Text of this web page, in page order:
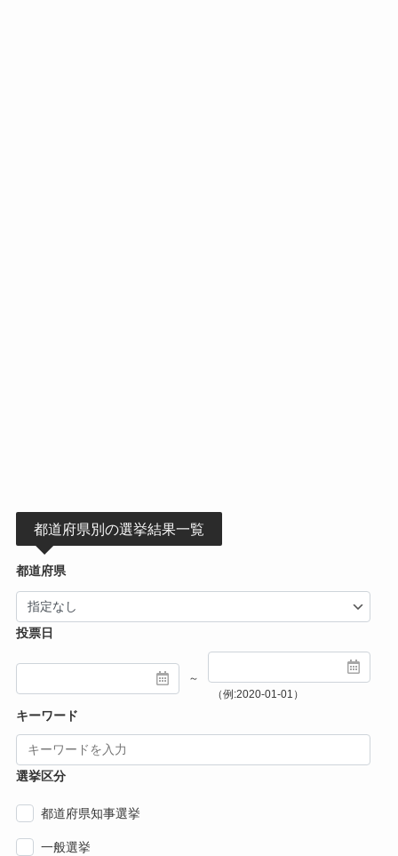
都道府県別の選挙結果一覧
都道府県
投票日
～
（例:2020-01-01）
キーワード
選挙区分
都道府県知事選挙
一般選挙